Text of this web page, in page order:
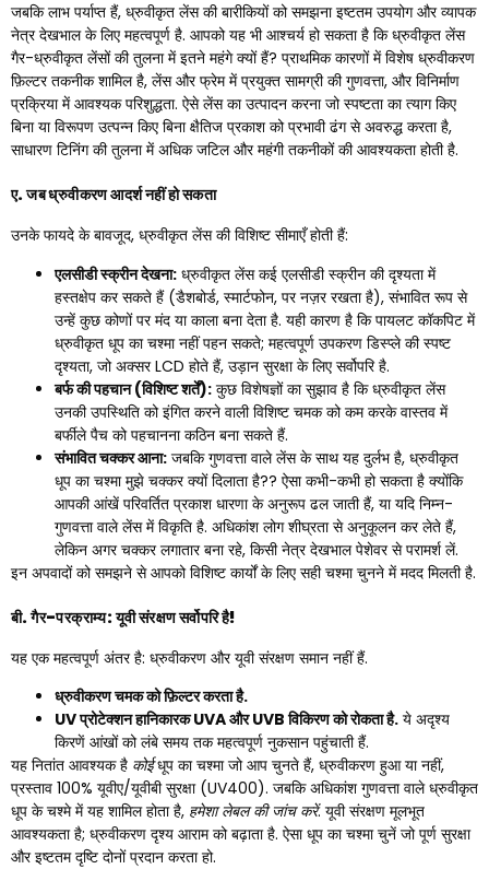
जबकि लाभ पर्याप्त हैं, ध्रुवीकृत लेंस की बारीकियों को समझना इष्टतम उपयोग और व्यापक
नेत्र देखभाल के लिए महत्वपूर्ण है. आपको यह भी आश्चर्य हो सकता है कि ध्रुवीकृत लेंस
गैर-ध्रुवीकृत लेंसों की तुलना में इतने महंगे क्यों हैं? प्राथमिक कारणों में विशेष ध्रुवीकरण
फ़िल्टर तकनीक शामिल है, लेंस और फ्रेम में प्रयुक्त सामग्री की गुणवत्ता, और विनिर्माण
प्रक्रिया में आवश्यक परिशुद्धता. ऐसे लेंस का उत्पादन करना जो स्पष्टता का त्याग किए
बिना या विरूपण उत्पन्न किए बिना क्षैतिज प्रकाश को प्रभावी ढंग से अवरुद्ध करता है,
साधारण टिनिंग की तुलना में अधिक जटिल और महंगी तकनीकों की आवश्यकता होती है.
ए. जब ध्रुवीकरण आदर्श नहीं हो सकता
उनके फायदे के बावजूद, ध्रुवीकृत लेंस की विशिष्ट सीमाएँ होती हैं:
एलसीडी स्क्रीन देखना: ध्रुवीकृत लेंस कई एलसीडी स्क्रीन की दृश्यता में
हस्तक्षेप कर सकते हैं (डैशबोर्ड, स्मार्टफोन, पर नज़र रखता है), संभावित रूप से
उन्हें कुछ कोणों पर मंद या काला बना देता है. यही कारण है कि पायलट कॉकपिट में
ध्रुवीकृत धूप का चश्मा नहीं पहन सकते; महत्वपूर्ण उपकरण डिस्प्ले की स्पष्ट
दृश्यता, जो अक्सर LCD होते हैं, उड़ान सुरक्षा के लिए सर्वोपरि है.
बर्फ की पहचान (विशिष्ट शर्तें): कुछ विशेषज्ञों का सुझाव है कि ध्रुवीकृत लेंस
उनकी उपस्थिति को इंगित करने वाली विशिष्ट चमक को कम करके वास्तव में
बर्फीले पैच को पहचानना कठिन बना सकते हैं.
संभावित चक्कर आना: जबकि गुणवत्ता वाले लेंस के साथ यह दुर्लभ है, ध्रुवीकृत
धूप का चश्मा मुझे चक्कर क्यों दिलाता है?? ऐसा कभी-कभी हो सकता है क्योंकि
आपकी आंखें परिवर्तित प्रकाश धारणा के अनुरूप ढल जाती हैं, या यदि निम्न-
गुणवत्ता वाले लेंस में विकृति है. अधिकांश लोग शीघ्रता से अनुकूलन कर लेते हैं,
लेकिन अगर चक्कर लगातार बना रहे, किसी नेत्र देखभाल पेशेवर से परामर्श लें.
इन अपवादों को समझने से आपको विशिष्ट कार्यों के लिए सही चश्मा चुनने में मदद मिलती है.
बी. गैर-परक्राम्य: यूवी संरक्षण सर्वोपरि है!
यह एक महत्वपूर्ण अंतर है: ध्रुवीकरण और यूवी संरक्षण समान नहीं हैं.
ध्रुवीकरण चमक को फ़िल्टर करता है.
UV प्रोटेक्शन हानिकारक UVA और UVB विकिरण को रोकता है. ये अदृश्य
किरणें आंखों को लंबे समय तक महत्वपूर्ण नुकसान पहुंचाती हैं.
यह नितांत आवश्यक है कोईधूप का चश्मा जो आप चुनते हैं, ध्रुवीकरण हुआ या नहीं,
प्रस्ताव 100% यूवीए/यूवीबी सुरक्षा (UV400). जबकि अधिकांश गुणवत्ता वाले ध्रुवीकृत
धूप के चश्मे में यह शामिल होता है, हमेशा लेबल की जांच करें. यूवी संरक्षण मूलभूत
आवश्यकता है; ध्रुवीकरण दृश्य आराम को बढ़ाता है. ऐसा धूप का चश्मा चुनें जो पूर्ण सुरक्षा
और इष्टतम दृष्टि दोनों प्रदान करता हो.